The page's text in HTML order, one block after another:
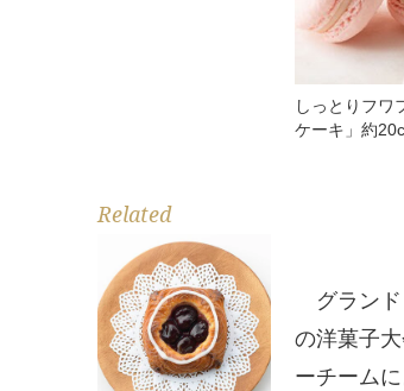
Related
しっとりフワ
ケーキ」約
グランド
の洋菓子
ーチーム